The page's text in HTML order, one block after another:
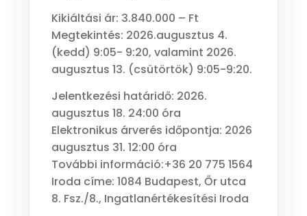
Kikiáltási ár: 3.840.000 – Ft
Megtekintés: 2026.augusztus 4.
(kedd) 9:05- 9:20, valamint 2026.
augusztus 13. (csütörtök) 9:05-9:20.
Jelentkezési határidő: 2026.
augusztus 18. 24:00 óra
Elektronikus árverés időpontja: 2026
augusztus 31. 12:00 óra
További információ:+36 20 775 1564
Iroda címe: 1084 Budapest, Őr utca
8. Fsz./8., Ingatlanértékesítési Iroda